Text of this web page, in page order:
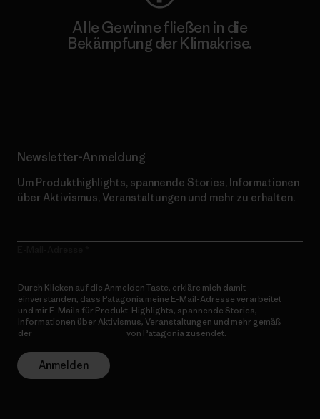
Alle Gewinne fließen in die
Bekämpfung der Klimakrise.
Newsletter-Anmeldung
Um Produkthighlights, spannende Stories, Informationen
über Aktivismus, Veranstaltungen und mehr zu erhalten.
Durch Klicken auf die Anmelden Taste, erkläre mich damit
einverstanden, dass Patagonia meine E-Mail-Adresse verarbeitet
und mir E-Mails für Produkt-Highlights, spannende Stories,
Informationen über Aktivismus, Veranstaltungen und mehr gemäß
der
von Patagonia zusendet.
Anmelden